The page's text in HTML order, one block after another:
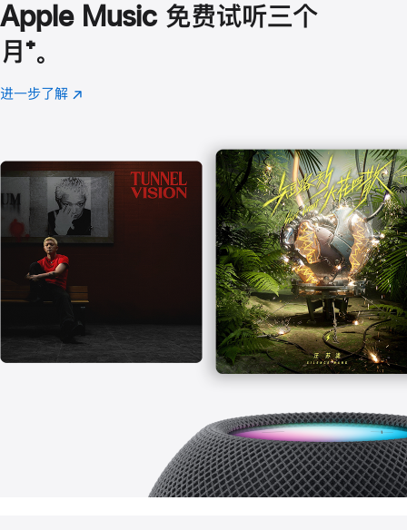
Apple Music 免费试听三个
月 脚
注
⁺。
进一步了解 Apple
(在
口
中
打
开)